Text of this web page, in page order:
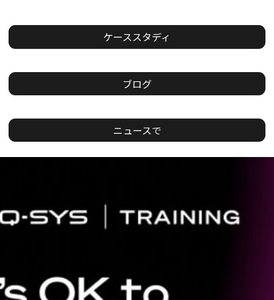
ケーススタディ
ブログ
ニュースで
ス
ド：
1